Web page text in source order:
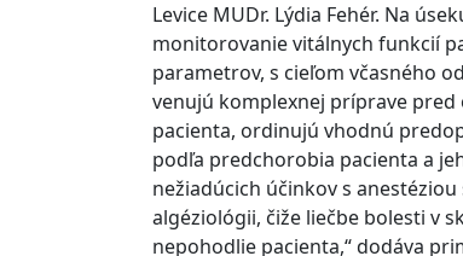
Levice MUDr. Lýdia Fehér. Na
monitorovanie vitálnych funkcií
parametrov, s cieľom včasného
venujú komplexnej príprave
pacienta, ordinujú vhodnú
podľa predchorobia pacienta a
nežiadúcich účinkov s
algéziológii, čiže liečbe bolesti v
nepohodlie pacienta,“ dodáva